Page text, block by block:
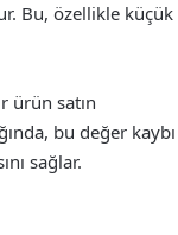
Bu, özellikle küçük
ürün satın
bu değer kaybı
sağlar.